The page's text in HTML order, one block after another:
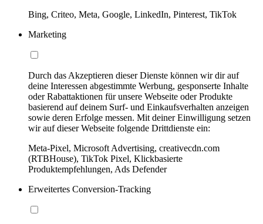
Bing, Criteo, Meta, Google, LinkedIn, Pinterest, TikTok
Marketing
Durch das Akzeptieren dieser Dienste können wir dir auf
deine Interessen abgestimmte Werbung, gesponserte Inhalte
oder Rabattaktionen für unsere Webseite oder Produkte
basierend auf deinem Surf- und Einkaufsverhalten anzeigen
sowie deren Erfolge messen. Mit deiner Einwilligung setzen
wir auf dieser Webseite folgende Drittdienste ein:
Meta-Pixel, Microsoft Advertising, creativecdn.com
(RTBHouse), TikTok Pixel, Klickbasierte
Produktempfehlungen, Ads Defender
Erweitertes Conversion-Tracking